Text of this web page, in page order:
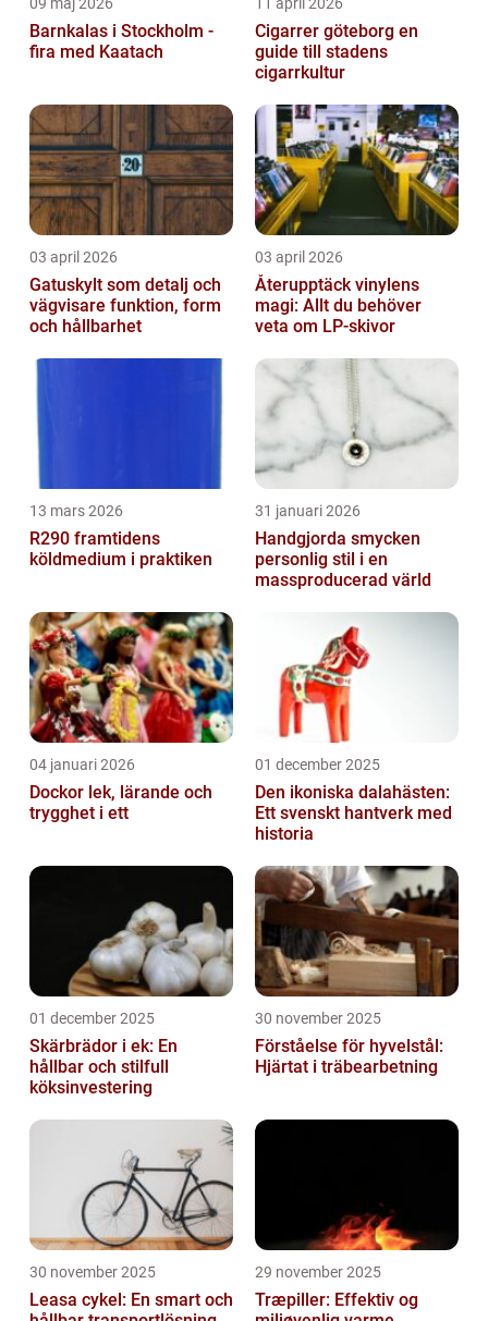
Barnkalas i Stockholm -
fira med Kaatach
Cigarrer göteborg en
guide till stadens
cigarrkultur
03 april 2026
Gatuskylt som detalj och
vägvisare funktion, form
och hållbarhet
03 april 2026
Återupptäck vinylens
magi: Allt du behöver
veta om LP-skivor
13 mars 2026
R290 framtidens
köldmedium i praktiken
31 januari 2026
Handgjorda smycken
personlig stil i en
massproducerad värld
04 januari 2026
Dockor lek, lärande och
trygghet i ett
01 december 2025
Den ikoniska dalahästen:
Ett svenskt hantverk med
historia
01 december 2025
Skärbrädor i ek: En
hållbar och stilfull
köksinvestering
30 november 2025
Förståelse för hyvelstål:
Hjärtat i träbearbetning
30 november 2025
Leasa cykel: En smart och
29 november 2025
Træpiller: Effektiv og